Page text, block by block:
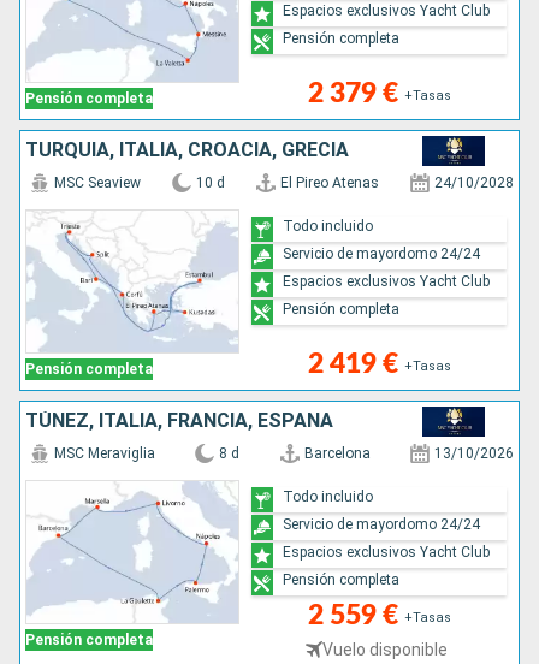
Pensión completa 2 379 € +Tasas
Espacios exclusivos Yacht Club
Pensión completa
TURQUÍA, ITALIA, CROACIA, GRECIA
Pensión completa
MSC Seaview 10 d El Pireo Atenas 24/10/2028
2 419 € +Tasas
Todo incluido
Servicio de mayordomo 24/24
Espacios exclusivos Yacht Club
Pensión completa
TÚNEZ, ITALIA, FRANCIA, ESPAÑA
Pensión completa
MSC Meraviglia 8 d Barcelona 13/10/2026
2 559 € +Tasas
Vuelo disponible
Todo incluido
Servicio de mayordomo 24/24
Espacios exclusivos Yacht Club
Pensión completa